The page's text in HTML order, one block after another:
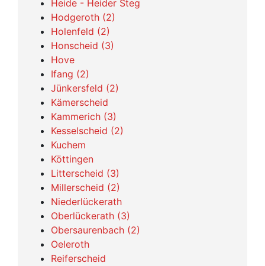
Heide - Heider Steg
Hodgeroth (2)
Holenfeld (2)
Honscheid (3)
Hove
Ifang (2)
Jünkersfeld (2)
Kämerscheid
Kammerich (3)
Kesselscheid (2)
Kuchem
Köttingen
Litterscheid (3)
Millerscheid (2)
Niederlückerath
Oberlückerath (3)
Obersaurenbach (2)
Oeleroth
Reiferscheid